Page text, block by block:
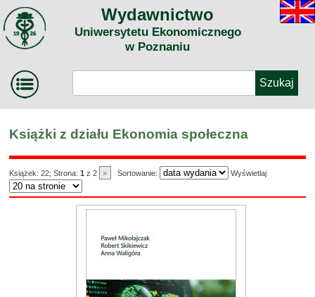
Wydawnictwo
Uniwersytetu Ekonomicznego
w Poznaniu
Książki z działu Ekonomia społeczna
Książek: 22; Strona:1 z 2 » Sortowanie: Wyświetlaj